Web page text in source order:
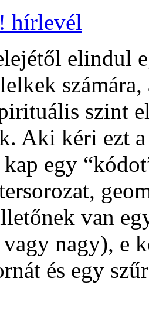
hírlevél
elindul
szint
Aki kéri ezt
egy
van
nagy), e
és egy